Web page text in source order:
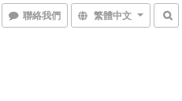
聯絡我們 繁體中文